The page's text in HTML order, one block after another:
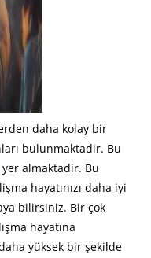
daha kolay bir
bulunmaktadir. Bu
yer almaktadir. Bu
hayatınızı daha iyi
bilirsiniz. Bir çok
hayatına
yüksek bir şekilde